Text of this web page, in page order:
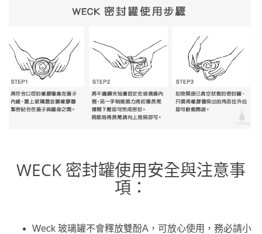
WECK 密封罐使用安全與注意事
項：
Weck 玻璃罐不會釋放雙酚A，可放心使用，務必請小